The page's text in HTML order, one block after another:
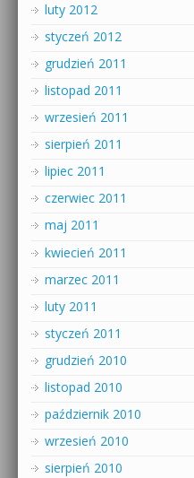
luty 2012
styczeń 2012
grudzień 2011
listopad 2011
wrzesień 2011
sierpień 2011
lipiec 2011
czerwiec 2011
maj 2011
kwiecień 2011
marzec 2011
luty 2011
styczeń 2011
grudzień 2010
listopad 2010
październik 2010
wrzesień 2010
sierpień 2010